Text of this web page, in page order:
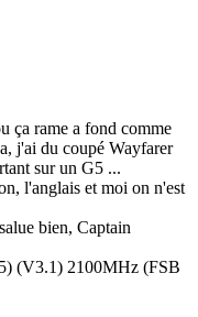
ça rame a fond comme
j'ai du coupé Wayfarer
sur un G5 ...
l'anglais et moi on n'est
bien, Captain
(V3.1) 2100MHz (FSB